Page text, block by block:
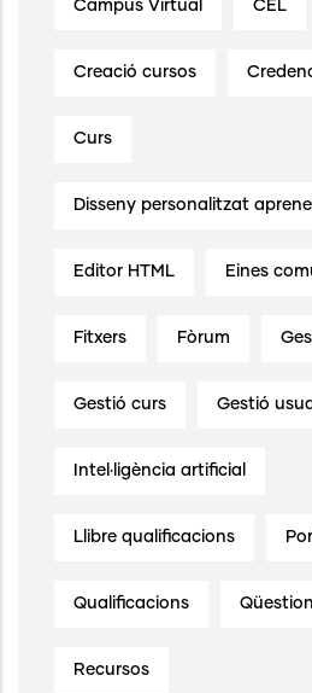
Campus Virtual CEL
Creació cursos
Curs
Disseny personalitzat
Editor HTML Eines
Fitxers Fòrum
Gestió curs Gestió
Intel·ligència artificial
Llibre qualificacions
Qualificacions
Recursos